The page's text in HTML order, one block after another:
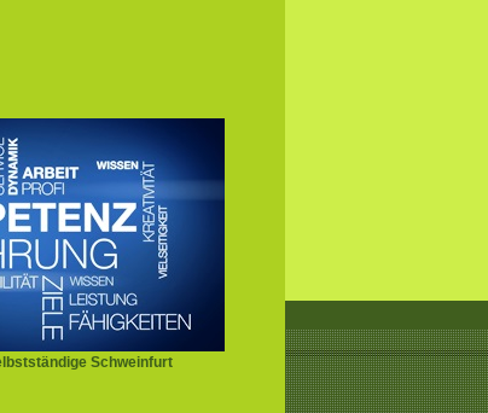
Schweinfurt